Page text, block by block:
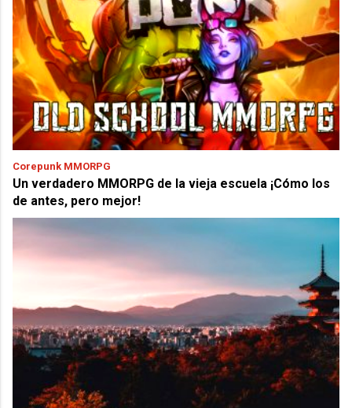
Corepunk MMORPG
Un verdadero MMORPG de la vieja escuela ¡Cómo los
de antes, pero mejor!